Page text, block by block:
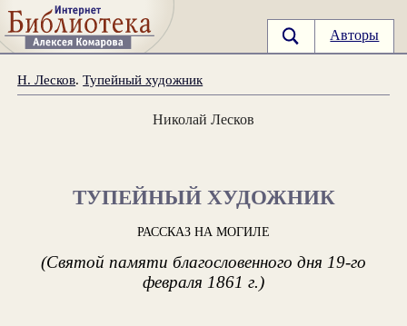
Авторы
Н. Лесков.Тупейный художник
Николай Лесков
ТУПЕЙНЫЙ ХУДОЖНИК
РАССКАЗ НА МОГИЛЕ
(Святой памяти благословенного дня 19-го
февраля 1861 г.)